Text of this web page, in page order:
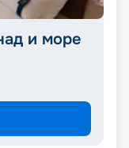
и море